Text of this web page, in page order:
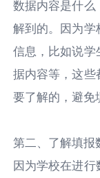
数据内容是什么
解到的。因为
信息，比如说
据内容等，这
要了解的，避免
第二、了解填报
因为学校在进